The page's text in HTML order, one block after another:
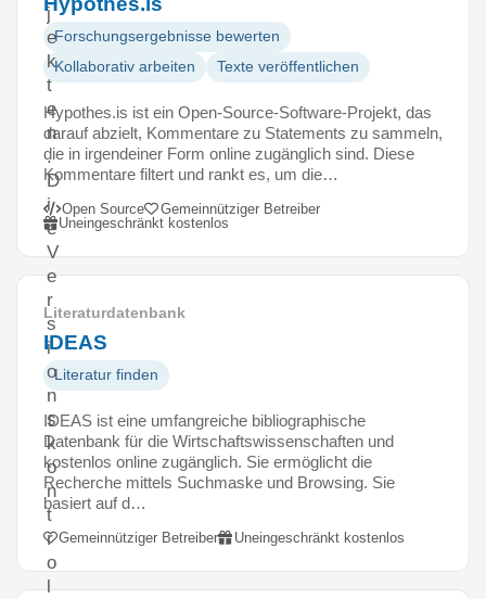
j
e
k
t
e
n
.
D
i
e
V
e
r
s
i
o
n
s
k
o
n
t
r
o
l
Forschungsergebnisse bewerten
Kollaborativ arbeiten
Texte veröffentlichen
Hypothes.is ist ein Open-Source-Software-Projekt, das
darauf abzielt, Kommentare zu Statements zu sammeln,
die in irgendeiner Form online zugänglich sind. Diese
Kommentare filtert und rankt es, um die…
Open Source
Gemeinnütziger Betreiber
Uneingeschränkt kostenlos
Literaturdatenbank
IDEAS
Literatur finden
IDEAS ist eine umfangreiche bibliographische
Datenbank für die Wirtschaftswissenschaften und
kostenlos online zugänglich. Sie ermöglicht die
Recherche mittels Suchmaske und Browsing. Sie
basiert auf d…
Gemeinnütziger Betreiber Uneingeschränkt kostenlos